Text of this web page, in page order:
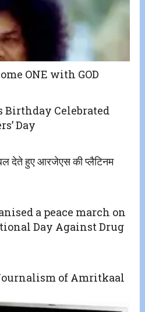
ONE with GOD
Birthday Celebrated
Day
देते हुए आरजेएस की प्लैटिनम
a peace march on
Day Against Drug
of Amritkaal